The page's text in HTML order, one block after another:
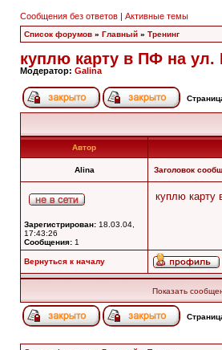
Сообщения без ответов | Активные темы
Список форумов » Главный » Тренинг
куплю карту в ПФ на
Модератор: Galina
Автор
Alina Заголовок
Зарегистрирован: 18.03.04,
17:43:26
Сообщения: 1
куплю
Вернуться к началу
Показать